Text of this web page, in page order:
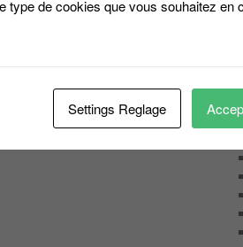
type de cookies que vous souhaitez en
Settings Reglage